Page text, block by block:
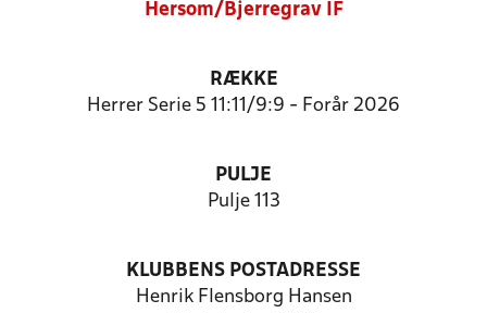
Hersom/Bjerregrav IF
RÆKKE
Herrer Serie 5 11:11/9:9 - Forår 2026
PULJE
Pulje 113
KLUBBENS POSTADRESSE
Henrik Flensborg Hansen